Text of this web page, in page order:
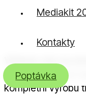
Mediakit
Kontakty
Poptávka
Vítáme vás na
Jsme na trhu od
kompletní výrobu